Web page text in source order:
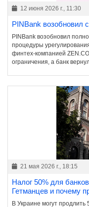
12 июня 2026 г., 11:30
PINBank возобновил
PINBank возобновил
процедуры
финтех-компанией
ограничения, а банк
21 мая 2026 г., 18:15
Налог 50% для
Гетманцев и почему
В Украине могут продлить